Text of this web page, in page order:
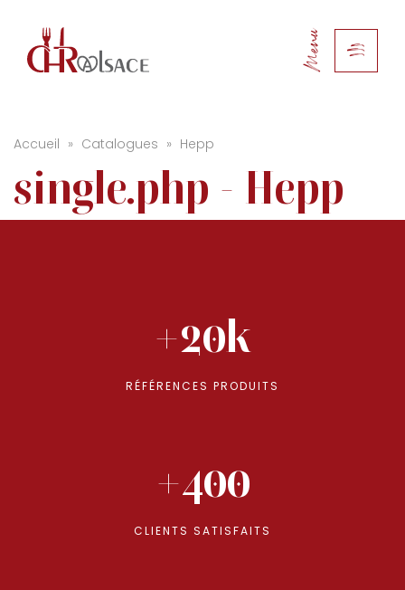
Menu
Accueil » Catalogues » Hepp
single.php - Hepp
+20k
RÉFÉRENCES PRODUITS
+400
CLIENTS SATISFAITS